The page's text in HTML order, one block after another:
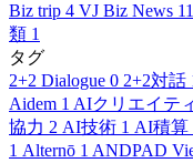
Biz trip 4 VJ Biz News
類 1
タグ
2+2 Dialogue 0 2+2対話
Aidem 1 AIクリエイテ
協力 2 AI技術 1 AI積算
1 Alternō 1 ANDPAD